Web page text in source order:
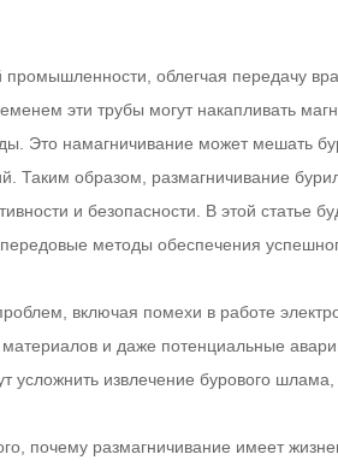
облегчая передачу
эти трубы могут накапливать
Это намагничивание может мешать
Таким образом, размагничивание
и безопасности. В этой статье
методы обеспечения
включая помехи в работе
и даже потенциальные
извлечение бурового шлама,
почему размагничивание имеет